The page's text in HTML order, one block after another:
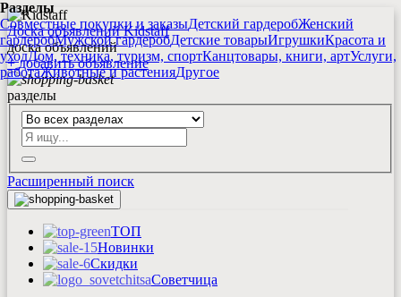
Разделы
Совместные покупки и заказыДетский гардеробЖенский
гардеробМужской гардеробДетские товарыИгрушкиКрасота и
уходДом, техника, туризм, спортКанцтовары, книги, артУслуги,
работаЖивотные и растенияДругое
Доска объявлений Kidstaff
доска объявлений
+добавитьобъявление
разделы
Расширенный поиск
ТОП
Новинки
Скидки
Советчица